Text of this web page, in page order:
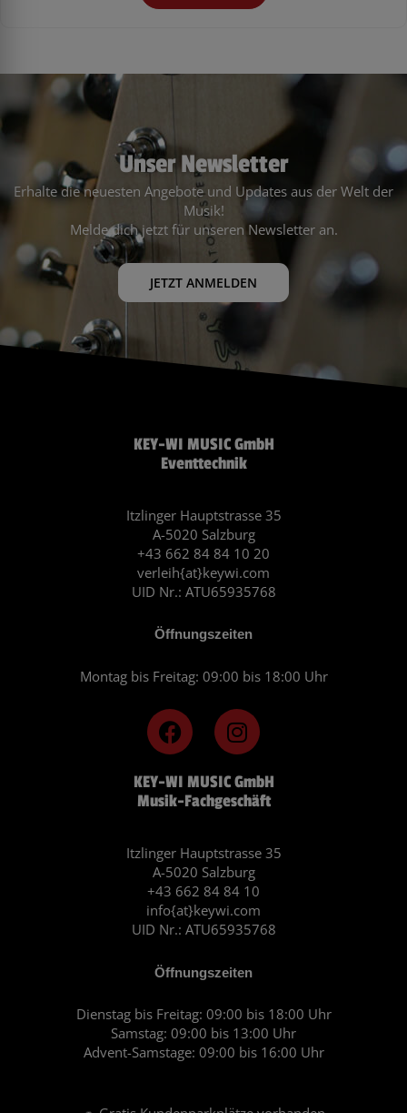
Unser Newsletter
Erhalte die neuesten Angebote und Updates aus der Welt der
Musik!
Melde dich jetzt für unseren Newsletter an.
JETZT ANMELDEN
KEY-WI MUSIC GmbH
Musik-Fachgeschäft
Itzlinger Hauptstrasse 35
A-5020 Salzburg
+43 662 84 84 10
info{at}keywi.com
UID Nr.: ATU65935768
Öffnungszeiten
Dienstag bis Freitag: 09:00 bis 18:00 Uhr
Samstag: 09:00 bis 13:00 Uhr
Advent-Samstage: 09:00 bis 16:00 Uhr
F
a
c
e
b
o
k
I
n
s
t
a
r
a
m
KEY-WI MUSIC GmbH
Eventtechnik
Itzlinger Hauptstrasse 35
A-5020 Salzburg
+43 662 84 84 10 20
verleih{at}keywi.com
UID Nr.: ATU65935768
Öffnungszeiten
Montag bis Freitag: 09:00 bis 18:00 Uhr